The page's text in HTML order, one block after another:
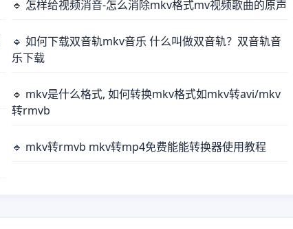
🔹 怎样给视频消音-怎么消除mkv格式mv视频歌曲的原声
🔹 如何下载双音轨mkv音乐 什么叫做双音轨？双音轨音
乐下载
🔹 mkv是什么格式, 如何转换mkv格式如mkv转avi/mkv
转rmvb
🔹 mkv转rmvb mkv转mp4免费能能转换器使用教程